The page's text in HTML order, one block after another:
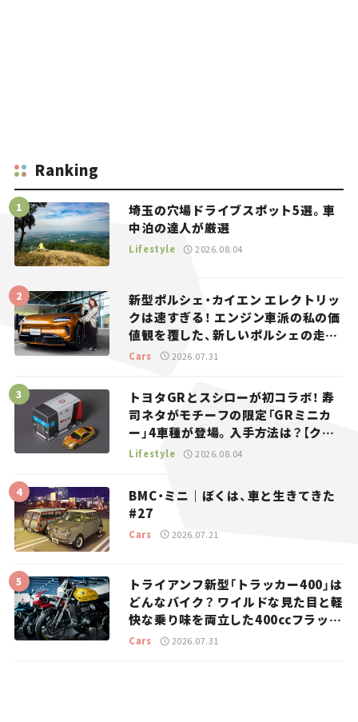
Ranking
埼玉の穴場ドライブスポット5選。車
中泊の達人が厳選
Lifestyle 2026.08.04
新型ポルシェ・カイエン エレクトリッ
クは速すぎる！ エンジン車派の私の価
値観を覆した、新しいポルシェの走
り。
Cars 2026.07.31
トヨタGRとスシローが初コラボ！ 寿
司ネタがモチーフの限定「GRミニカ
ー」4車種が登場。入手方法は？【クル
マとホビー】
Lifestyle 2026.08.04
BMC・ミニ｜ぼくは、車と生きてきた
#27
Cars 2026.07.21
トライアンフ新型「トラッカー400」は
どんなバイク？ ワイルドな見た目と軽
快な乗り味を両立した400ccフラット
トラッカー【試乗レビュー】
Cars 2026.07.31